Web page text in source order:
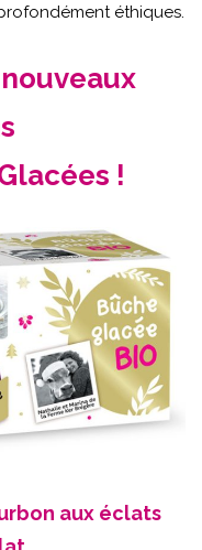
éthiques.
!
aux éclats